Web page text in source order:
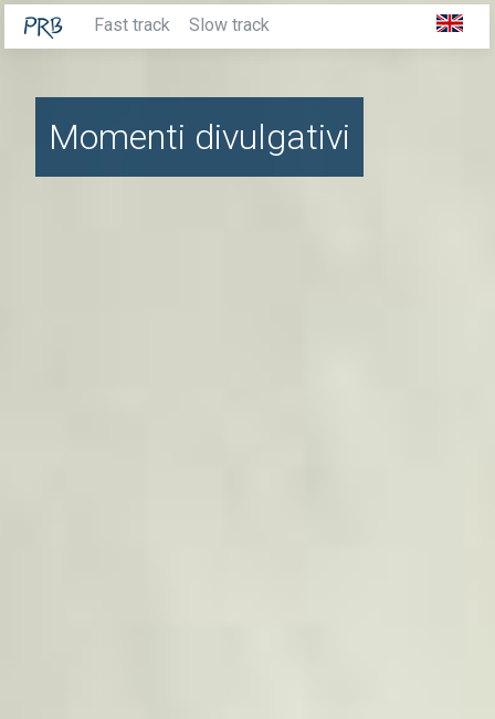
Fast track Slow track
Momenti divulgativi